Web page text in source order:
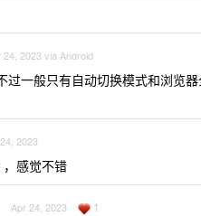
24, 2023 via Android
过一般只有自动切换模式和浏览
2023
感觉不错
Apr 24, 2023 1